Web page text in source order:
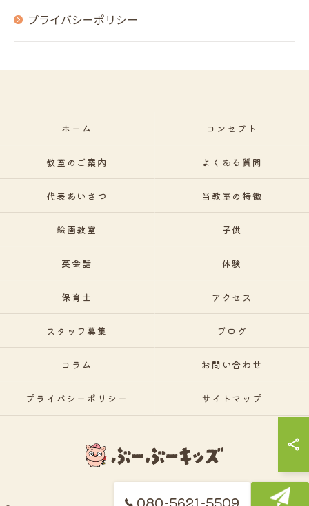
プライバシーポリシー
ホーム コンセプト
教室のご案内 よくある質問
代表あいさつ 当教室の特徴
絵画教室 子供
英会話 体験
保育士 アクセス
スタッフ募集 ブログ
コラム お問い合わせ
プライバシーポリシー サイトマップ